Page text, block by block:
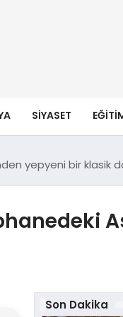
SIYASET
yepyeni bir klasik
Son Dakika